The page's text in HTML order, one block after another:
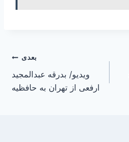
بعدی
ویدیو/ بدرقه عبدالمجید
ارفعی از تهران به حافظیه